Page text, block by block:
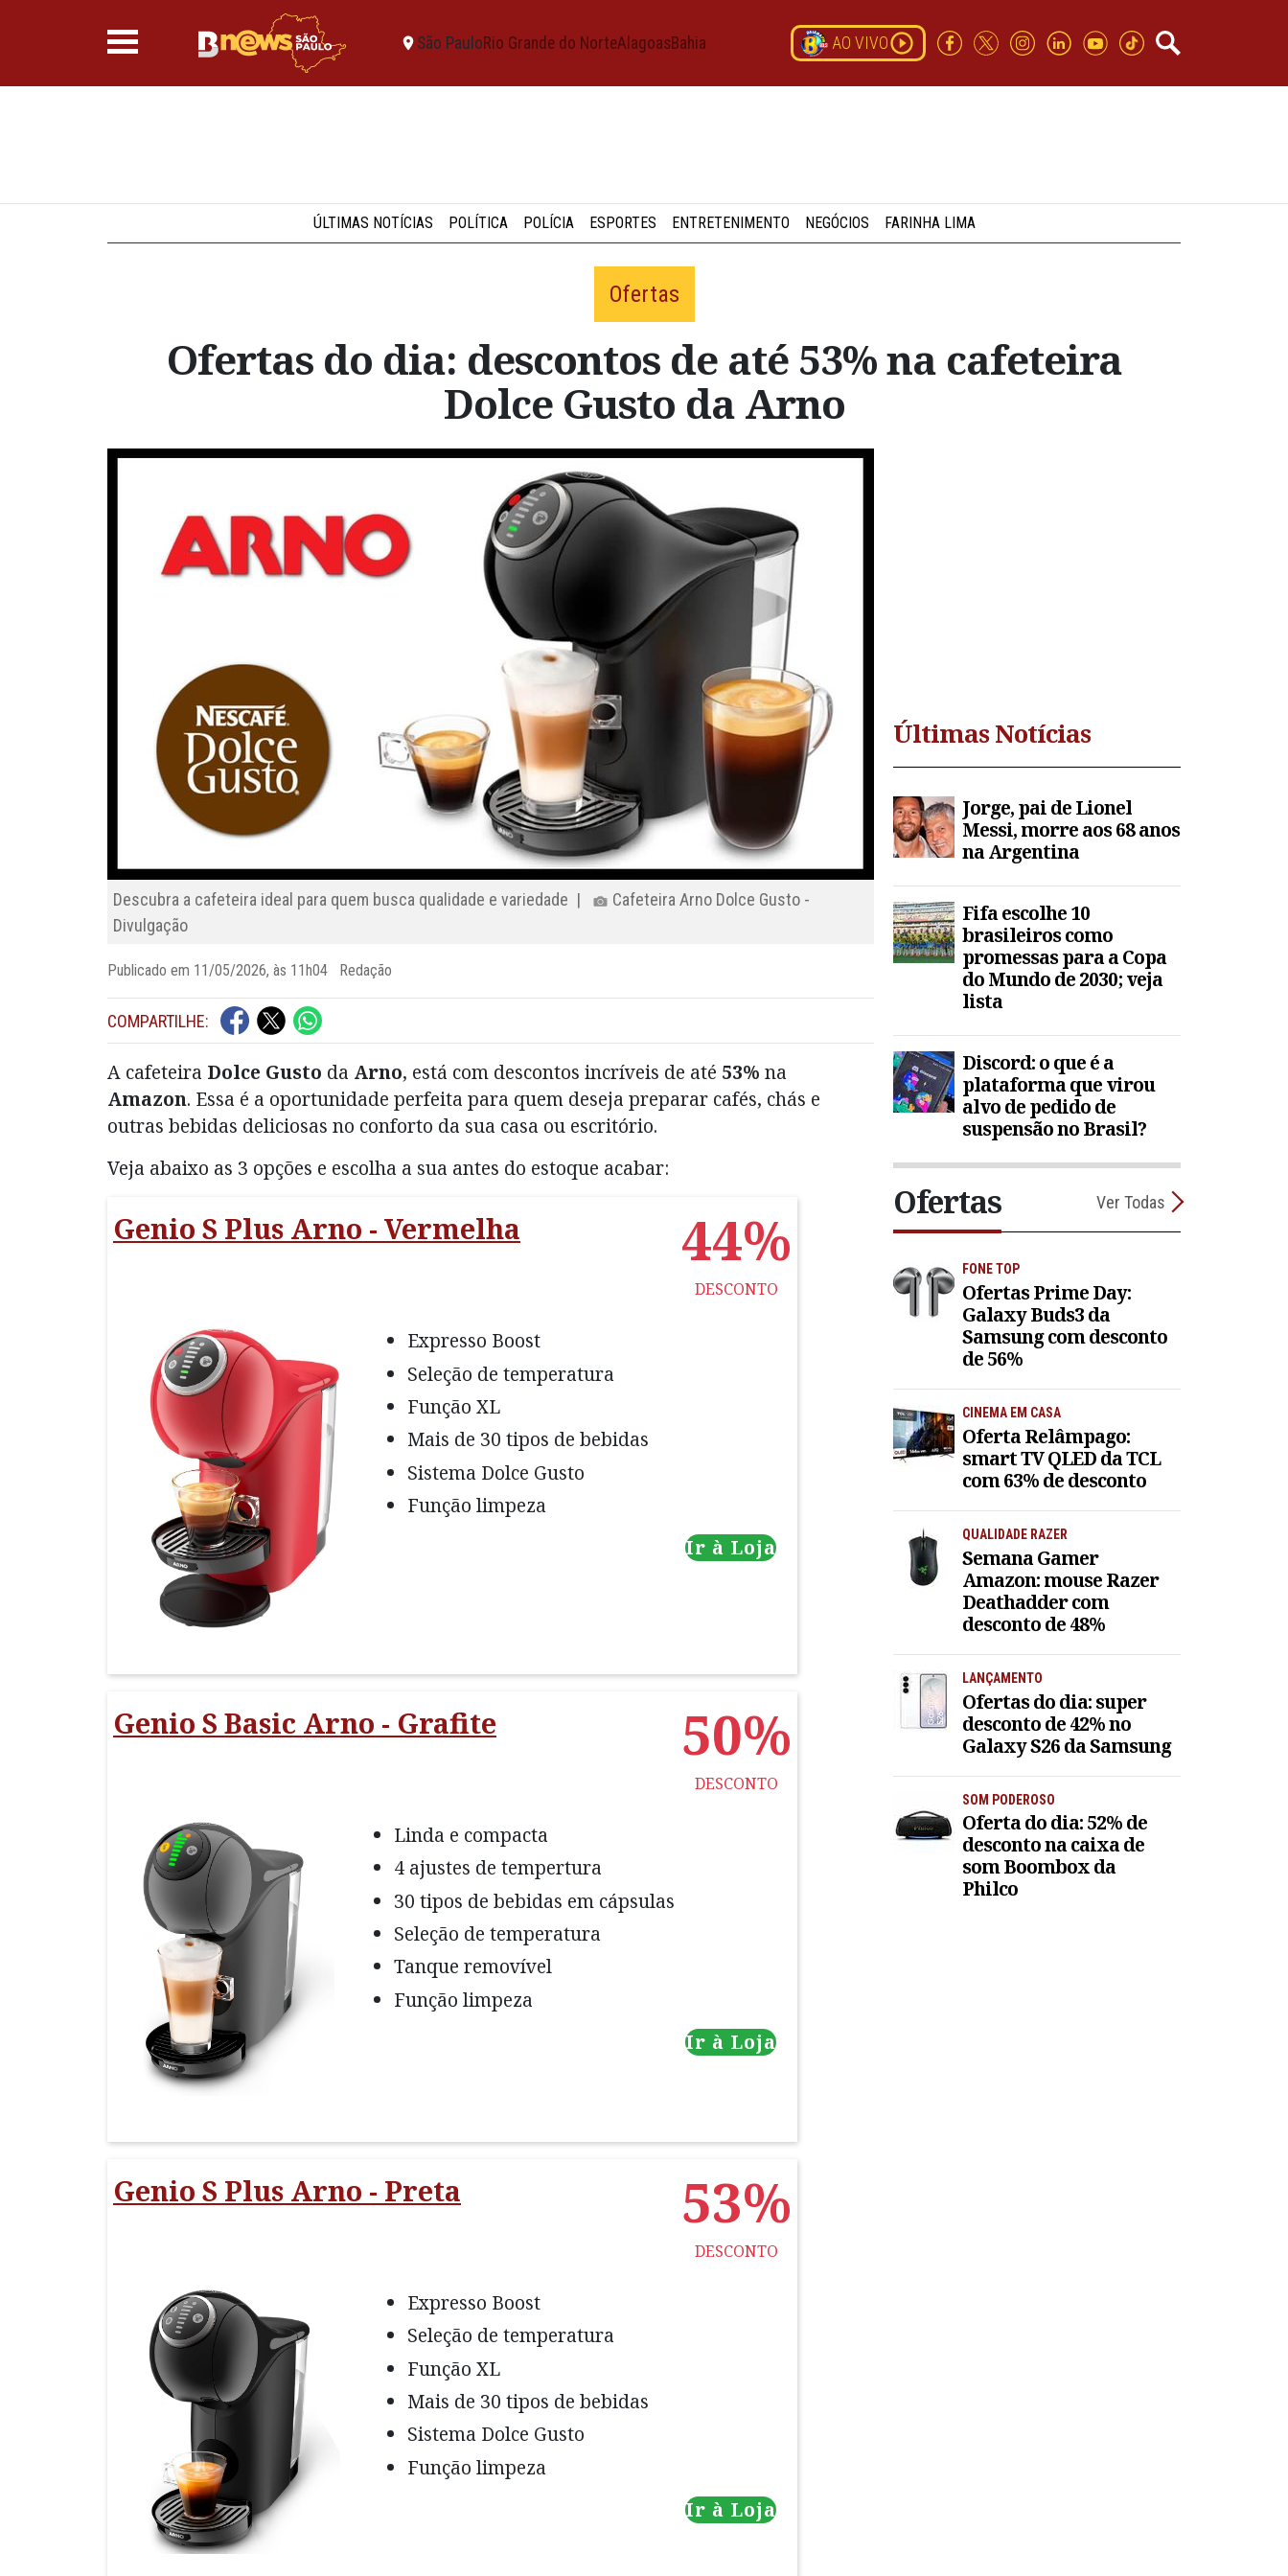
São PauloRio Grande do NorteAlagoasBahia AO VIVO
ÚLTIMAS NOTÍCIAS POLÍTICA POLÍCIA ESPORTES ENTRETENIMENTO NEGÓCIOS FARINHA LIMA
Ofertas
Ofertas do dia: descontos de até 53% na cafeteira
Dolce Gusto da Arno
Descubra a cafeteira ideal para quem busca qualidade e variedade |
Cafeteira Arno Dolce Gusto -
Divulgação
Publicado em 11/05/2026, às 11h04 Redação
COMPARTILHE:
A cafeteira Dolce Gusto da Arno, está com descontos incríveis de até 53% na
Amazon. Essa é a oportunidade perfeita para quem deseja preparar cafés, chás e
outras bebidas deliciosas no conforto da sua casa ou escritório.
Veja abaixo as 3 opções e escolha a sua antes do estoque acabar:
Genio S Plus Arno - Vermelha 44%
DESCONTO
Expresso Boost
Seleção de temperatura
Função XL
Mais de 30 tipos de bebidas
Sistema Dolce Gusto
Função limpeza
Ir à Loja
Genio S Basic Arno - Grafite 50%
DESCONTO
Linda e compacta
4 ajustes de tempertura
30 tipos de bebidas em cápsulas
Seleção de temperatura
Tanque removível
Função limpeza
Ir à Loja
Genio S Plus Arno - Preta 53%
DESCONTO
Expresso Boost
Seleção de temperatura
Função XL
Mais de 30 tipos de bebidas
Sistema Dolce Gusto
Função limpeza
Ir à Loja
Últimas Notícias
Jorge, pai de Lionel
Messi, morre aos 68 anos
na Argentina
Fifa escolhe 10
brasileiros como
promessas para a Copa
do Mundo de 2030; veja
lista
Discord: o que é a
plataforma que virou
alvo de pedido de
suspensão no Brasil?
Ofertas Ver Todas
FONE TOP
Ofertas Prime Day:
Galaxy Buds3 da
Samsung com desconto
de 56%
CINEMA EM CASA
Oferta Relâmpago:
smart TV QLED da TCL
com 63% de desconto
QUALIDADE RAZER
Semana Gamer
Amazon: mouse Razer
Deathadder com
desconto de 48%
LANÇAMENTO
Ofertas do dia: super
desconto de 42% no
Galaxy S26 da Samsung
SOM PODEROSO
Oferta do dia: 52% de
desconto na caixa de
som Boombox da
Philco